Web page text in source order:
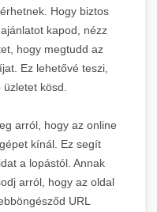
Hogy biztos
kapod, nézz
hogy megtudd az
Ez lehetővé teszi,
kösd.
arról, hogy az online
kínál. Ez segít
a lopástól. Annak
arról, hogy az oldal
URL